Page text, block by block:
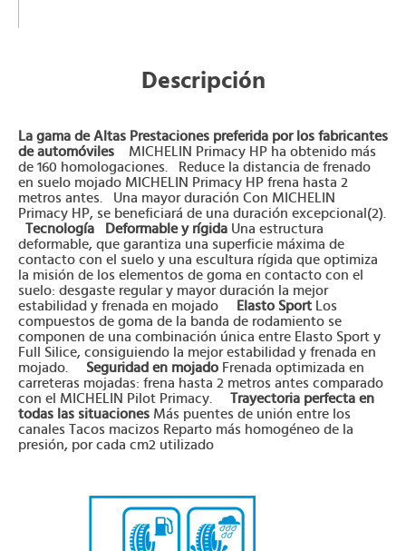
Descripción
La gama de Altas Prestaciones preferida por los fabricantes
de automóviles
MICHELIN Primacy HP ha obtenido más
de 160 homologaciones. Reduce la distancia de frenado
en suelo mojado MICHELIN Primacy HP frena hasta 2
metros antes. Una mayor duración Con MICHELIN
Primacy HP, se beneficiará de una duración excepcional(2).
Tecnología
Deformable y rígida Una estructura
deformable, que garantiza una superficie máxima de
contacto con el suelo y una escultura rígida que optimiza
la misión de los elementos de goma en contacto con el
suelo: desgaste regular y mayor duración la mejor
estabilidad y frenada en mojado
Elasto Sport Los
compuestos de goma de la banda de rodamiento se
componen de una combinación única entre Elasto Sport y
Full Silice, consiguiendo la mejor estabilidad y frenada en
mojado. Seguridad en mojado Frenada optimizada en
carreteras mojadas: frena hasta 2 metros antes comparado
con el MICHELIN Pilot Primacy. Trayectoria perfecta en
todas las situaciones Más puentes de unión entre los
canales Tacos macizos Reparto más homogéneo de la
presión, por cada cm2 utilizado